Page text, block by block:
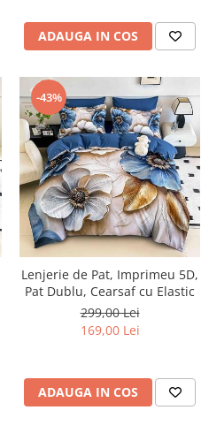
ADAUGA IN COS
-43%
Lenjerie de Pat, Imprimeu 5D,
Pat Dublu, Cearsaf cu Elastic
299,00 Lei
169,00 Lei
ADAUGA IN COS